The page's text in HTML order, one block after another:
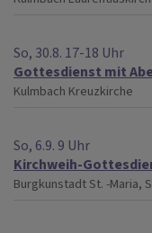
So, 30.8. 17-18 Uhr
Gottesdienst mit
Kulmbach Kreuzkirche
So, 6.9. 9 Uhr
Kirchweih-
BurgkunstadtSt. -Maria,